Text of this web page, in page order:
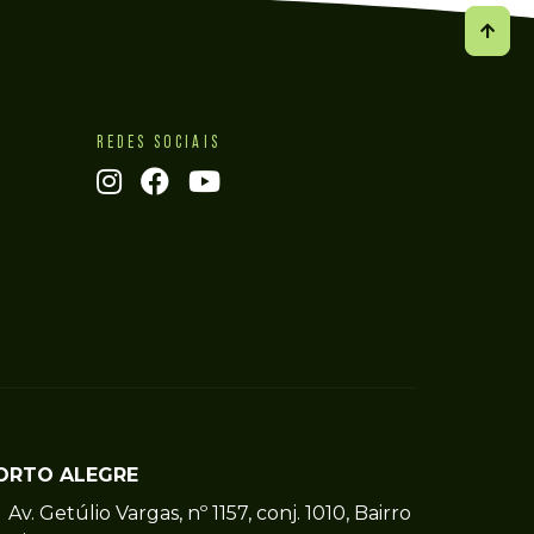
REDES SOCIAIS
ALEGRE
Av. Getúlio Vargas, nº 1157, conj. 1010, Bairro